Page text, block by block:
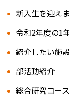
新入生を迎え
令和2年度の1
紹介したい施
部活動紹介
総合研究コー